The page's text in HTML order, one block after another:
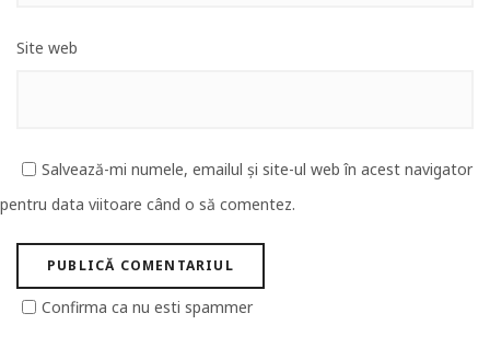
Site web
Salvează-mi numele, emailul și site-ul web în acest navigator
pentru data viitoare când o să comentez.
Confirma ca nu esti spammer